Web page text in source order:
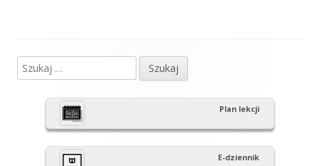
Główny
panel
boczny
Szukaj:
Plan lekcji
E-dziennik